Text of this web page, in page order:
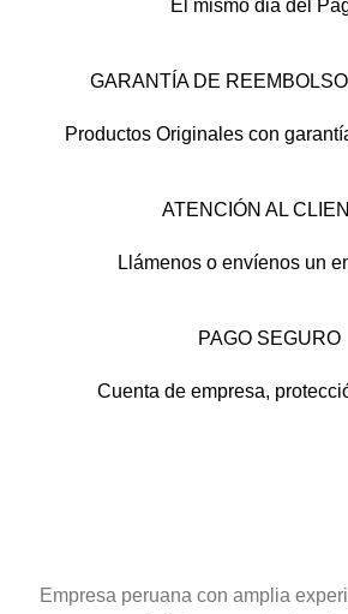
El mismo dia del
GARANTÍA DE
Productos Originales con
ATENCIÓN AL
Llámenos o envíenos un
PAGO SEGURO
Cuenta de empresa,
Empresa peruana con amplia